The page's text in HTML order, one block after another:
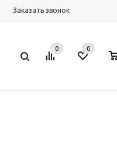
Заказать звонок
0 0